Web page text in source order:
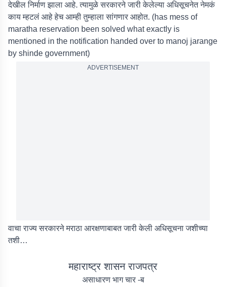
देखील निर्माण झाला आहे. त्यामुळे सरकारने जारी केलेल्या अधिसूचनेत नेमकं
काय म्हटलं आहे हेच आम्ही तुम्हाला सांगणार आहोत. (has mess of
maratha reservation been solved what exactly is
mentioned in the notification handed over to manoj jarange
by shinde government)
ADVERTISEMENT
वाचा राज्य सरकारने मराठा आरक्षणाबाबत जारी केली अधिसूचना जशीच्या
तशी…
महाराष्ट्र शासन राजपत्र
असाधारण भाग चार -ब